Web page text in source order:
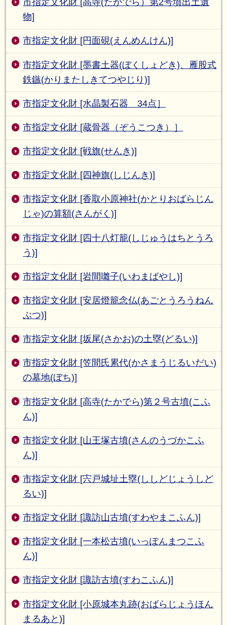
市指定文化財 [高寺(たかでら）第2号墳出土遺
物]
市指定文化財 [円面硯(えんめんけん)]
市指定文化財 [墨書土器(ぼくしょどき)、雁股式
鉄鏃(かりまたしきてつやじり)]
市指定文化財 [水晶製石器 34点］
市指定文化財 [蔵骨器（ぞうこつき）］
市指定文化財 [戦旗(せんき)]
市指定文化財 [四神旗(しじんき)]
市指定文化財 [香取小原神社(かとりおばらじん
じゃ)の算額(さんがく)]
市指定文化財 [四十八灯籠(しじゅうはちとうろ
う)]
市指定文化財 [岩間囃子(いわまばやし)]
市指定文化財 [安居燈籠念仏(あごとうろうねん
ぶつ)]
市指定文化財 [坂尾(さかお)の土塁(どるい)]
市指定文化財 [笠間氏累代(かさまうじるいだい)
の墓地(ぼち)]
市指定文化財 [高寺(たかでら)第２号古墳(こふ
ん)]
市指定文化財 [山王塚古墳(さんのうづかこふ
ん)]
市指定文化財 [宍戸城址土塁(ししどじょうしど
るい)]
市指定文化財 [諏訪山古墳(すわやまこふん)]
市指定文化財 [一本松古墳(いっぽんまつこふ
ん)]
市指定文化財 [諏訪古墳(すわこふん)]
市指定文化財 [小原城本丸跡(おばらじょうほん
まるあと)]